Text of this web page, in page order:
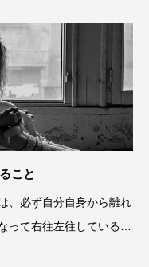
こと
、必ず自分自身から離れ
って右往左往している状